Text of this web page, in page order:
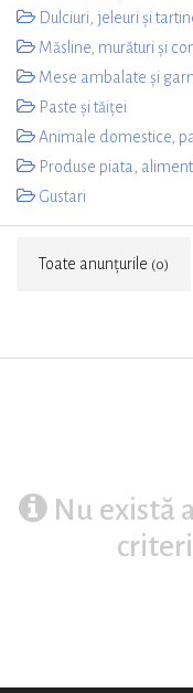
Dulciuri, jeleuri și
Măsline, murături și
Mese ambalate și
Paste și tăiței
Animale domestice,
Produse piata,
Gustari
Toate anunțurile (0)
Nu există